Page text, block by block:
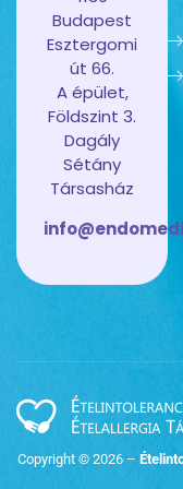
Budapest
Esztergomi
út 66.
A épület,
Földszint 3.
Dagály
Sétány
Társasház
Copyright © 2026 –